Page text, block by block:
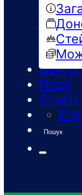
Центр
Події
Статті
Пошук